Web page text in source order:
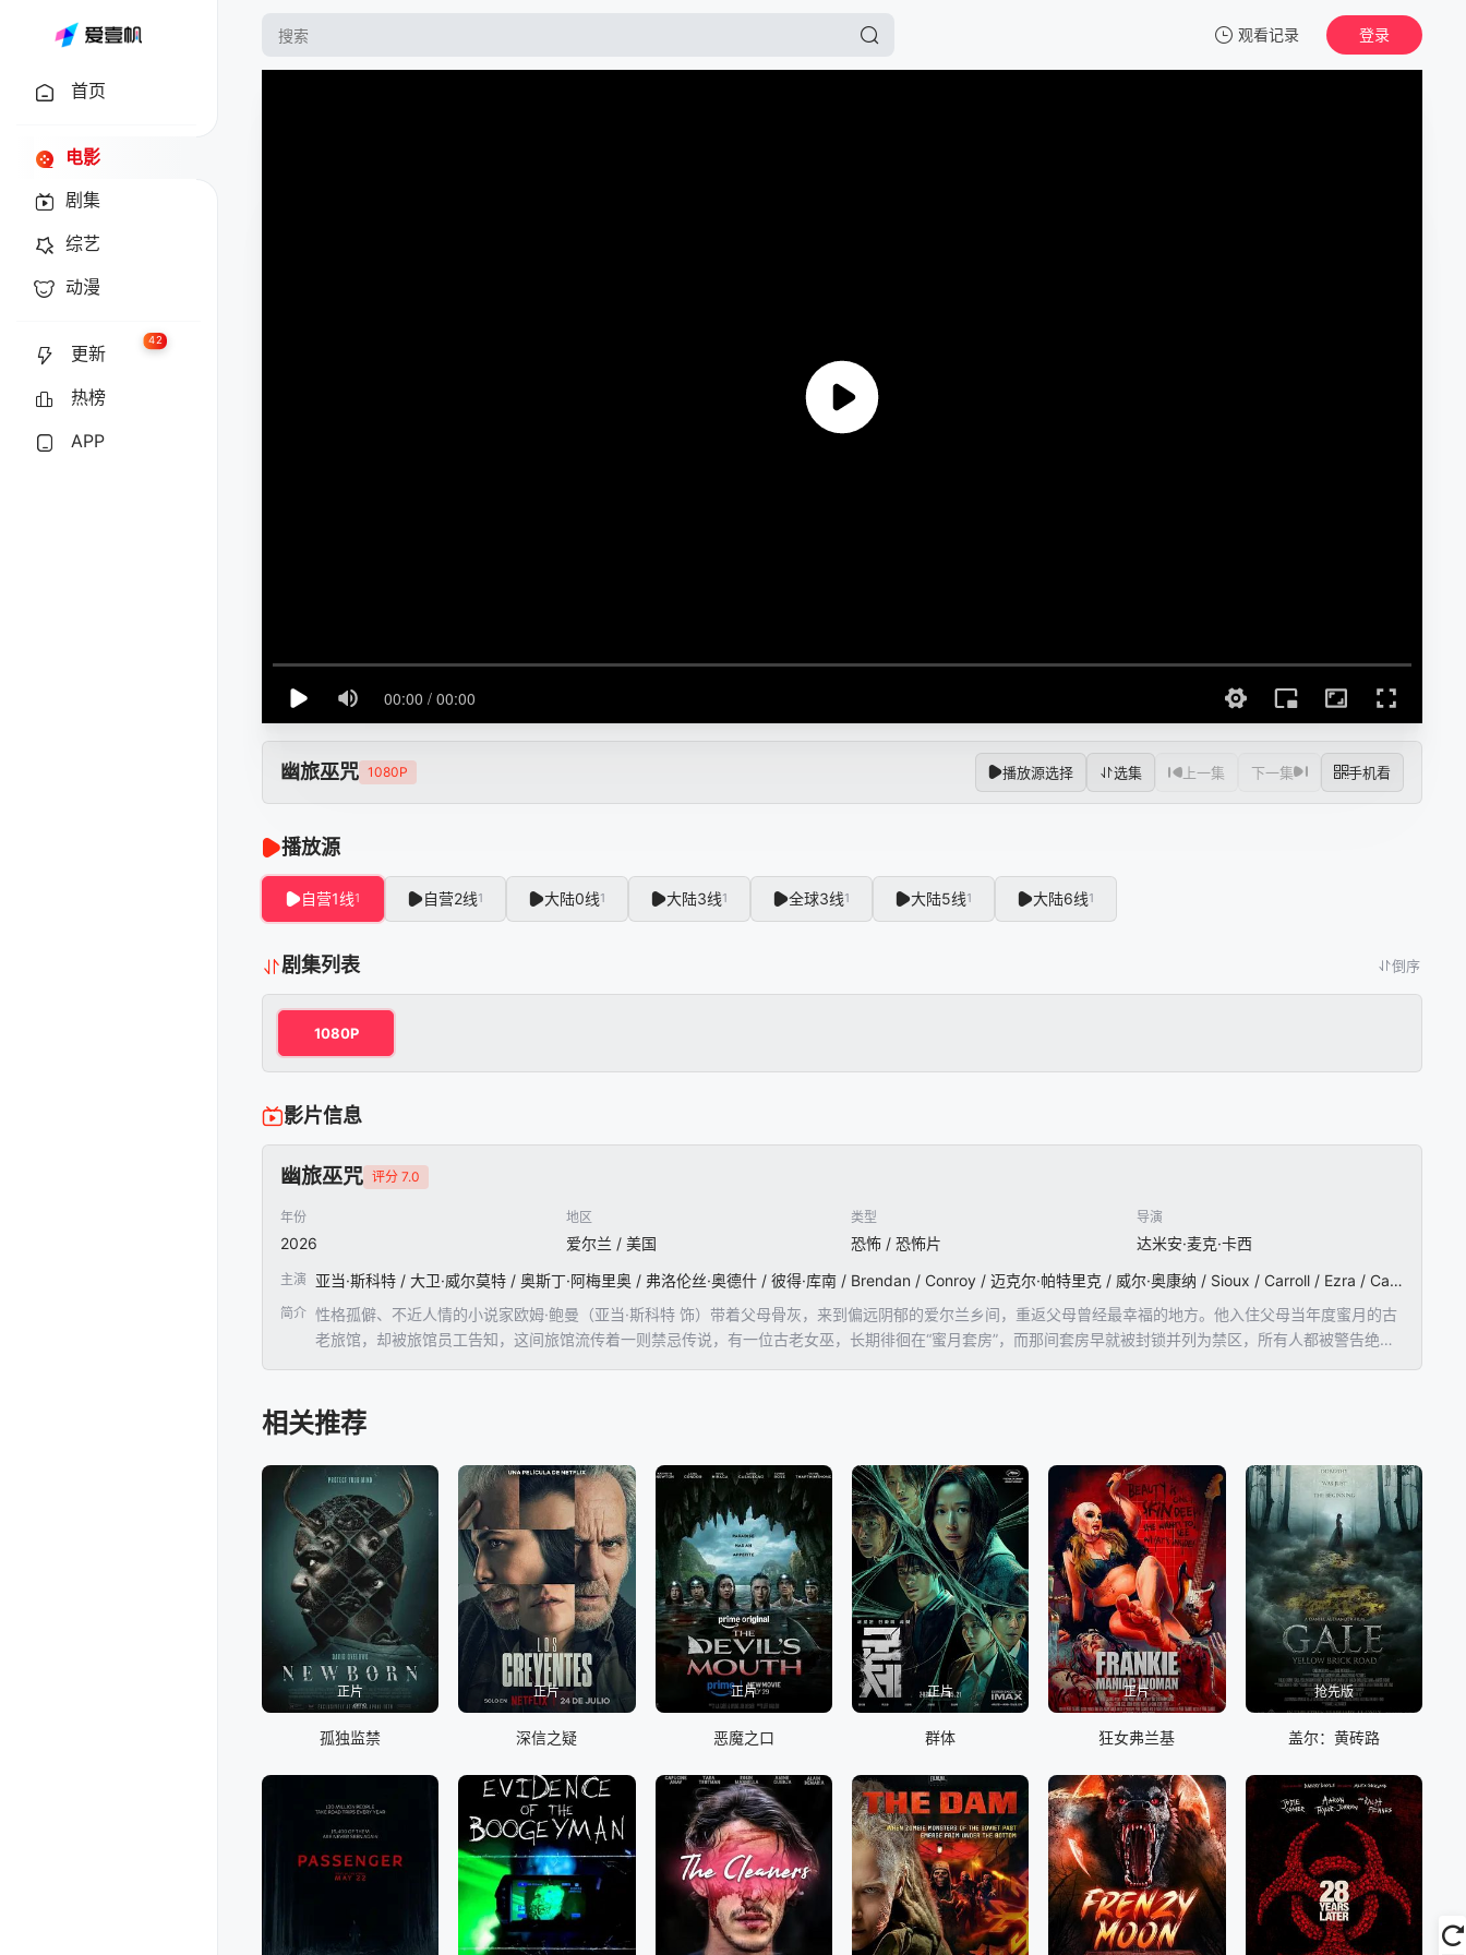
观看记录 登录
首页
电影
剧集
综艺
动漫
更新
42
热榜
APP
幽旅巫咒 1080P 播放源选择 选集 上一集 下一集 手机看
播放源
自营1线1 自营2线1 大陆0线1 大陆3线1 全球3线1 大陆5线1 大陆6线1
剧集列表 倒序
1080P
影片信息
幽旅巫咒 评分 7.0
年份
2026
地区
爱尔兰 / 美国
类型
恐怖 / 恐怖片
导演
达米安·麦克·卡西
主演 亚当·斯科特 / 大卫·威尔莫特 / 奥斯丁·阿梅里奥 / 弗洛伦丝·奥德什 / 彼得·库南 / Brendan / Conroy / 迈克尔·帕特里克 / 威尔·奥康纳 / Sioux / Carroll / Ezra / Carlisle / Siox / C / Mallory / Adams
简介 性格孤僻、不近人情的小说家欧姆·鲍曼（亚当·斯科特 饰）带着父母骨灰，来到偏远阴郁的爱尔兰乡间，重返父母曾经最幸福的地方。他入住父母当年度蜜月的古
老旅馆，却被旅馆员工告知，这间旅馆流传着一则禁忌传说，有一位古老女巫，长期徘徊在“蜜月套房”，而那间套房早就被封锁并列为禁区，所有人都被警告绝对
相关推荐
正片
孤独监禁
正片
深信之疑
正片
恶魔之口
正片
群体
正片
狂女弗兰基
抢先版
盖尔：黄砖路